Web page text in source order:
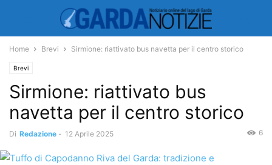
Home Brevi Sirmione: riattivato bus navetta per il centro storico
Brevi
Sirmione: riattivato bus
navetta per il centro storico
Di Redazione - 12 Aprile 2025 6